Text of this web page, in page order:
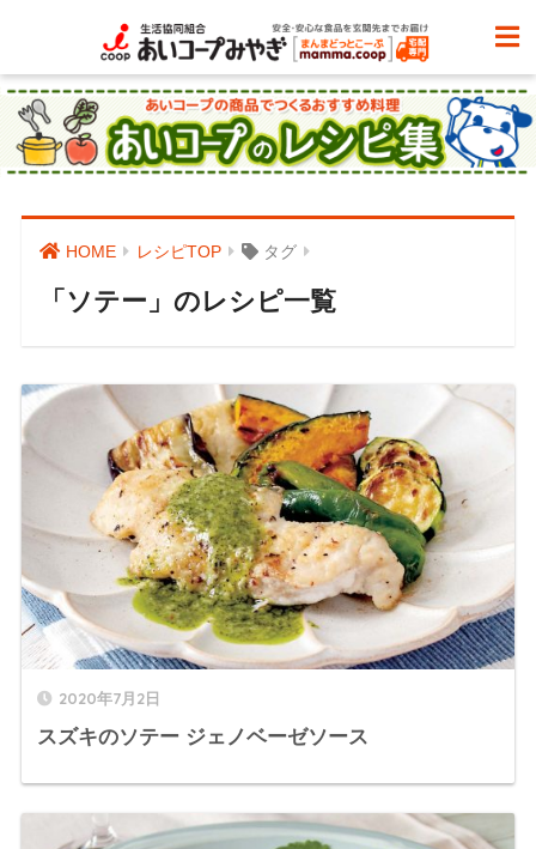
HOME レシピTOP タグ
「ソテー」のレシピ一覧
2020年7月2日
スズキのソテー ジェノベーゼソース